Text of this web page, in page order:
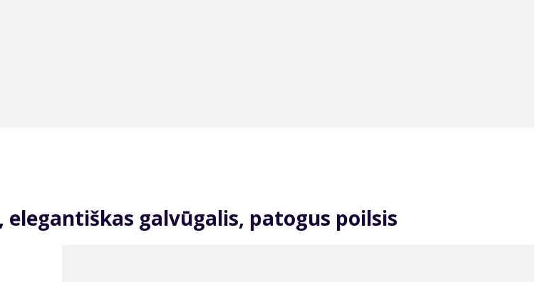
elegantiškas galvūgalis, patogus poilsis